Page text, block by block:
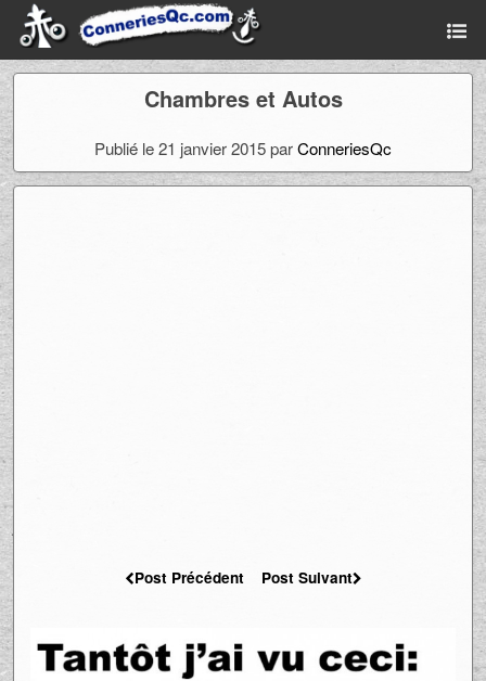
Chambres et Autos
Publié le 21 janvier 2015 parConneriesQc
Post Précédent Post Suivant